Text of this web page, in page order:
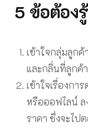
5 ข้อต้อง
เข้าใจกลุ่มลูกค้
และกลิ่นที่ลูกค้
เข้าใจเรื่องกา
หรือออฟไลน์ ล
ราคา ซึ่งจะไป